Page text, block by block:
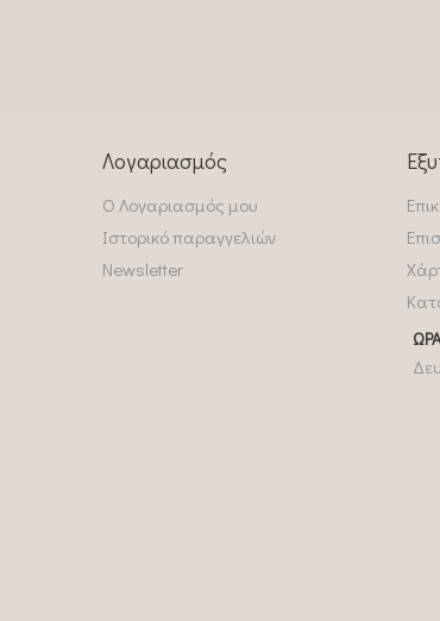
Λογαριασμός
Ο Λογαριασμός μου
Ιστορικό παραγγελιών
Newsletter